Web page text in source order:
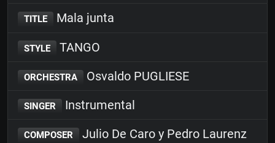
TITLE Mala junta
STYLE TANGO
ORCHESTRA Osvaldo PUGLIESE
SINGER Instrumental
COMPOSER Julio De Caro y Pedro Laurenz